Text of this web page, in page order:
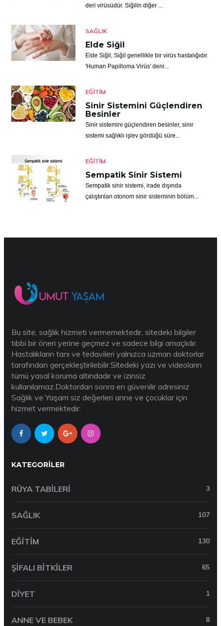
deri virüsüdür. Siğilin diğer ...
SAĞLIK
Elde Siğil
Elde Siğil, Siğil genellikle bir virüs hastalığıdır.
'Human Papilloma Virüs' deni...
EĞITIM
Sinir Sistemini Güçlendiren
Besinler
Sinir sistemini güçlendiren besinler, sinir
sistemi sağlıklı işlev gördüğü süre...
EĞITIM
Sempatik Sinir Sistemi
Sempatik sinir sistemi, irade dışında
çalıştırılan otonom sinir sisteminin bölüm...
Bu site, sağlık hizmeti vermemektedir, sitedeki bilgiler
tıbbi bir öneri yerine geçmez ve sadece bilgi amaçlıdır.
Hastalıkların tanı ve tedavileri yalnızca uzman doktorlar
tarafından gerçekleştirilebilir.Sitedeki yazı ve videoların
tümü yasal koruma altındadır ve izinsiz
kullanılamaz.Doktordan sonra en güvenilir adresiniz
Sağlık ve Yaşam siz değerleri anne ve çocuklar için
hizmet vermektedir.
KATEGORILER
RÜYA TABILERI 3
SAĞLIK 107
EĞITIM 130
ŞIFALI BITKILER 65
DIYET 1
ANNE VE BEBEK 8